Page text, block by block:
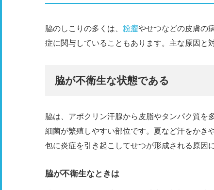
脇のしこりの多くは、 粉瘤やせつなどの皮膚の
症に関与していることもあります。主な原因と
脇が不衛生な状態である
脇は、アポクリン汗腺から皮脂やタンパク質を
細菌が繁殖しやすい部位です。夏など汗をかき
包に炎症を引き起こしてせつが形成される原因
脇が不衛生なときは